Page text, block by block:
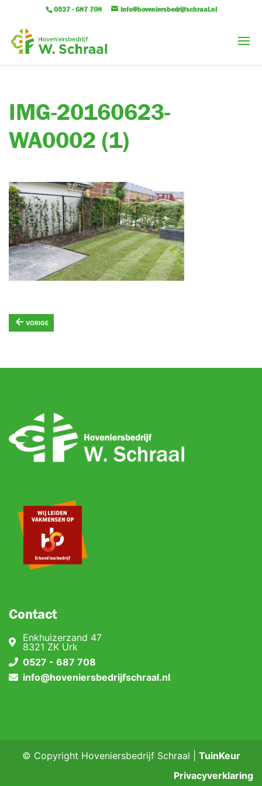
0527 - 687 708 info@hoveniersbedrijfschraal.nl
IMG-20160623-
WA0002 (1)
← VORIGE
Contact
Enkhuizerzand 47
8321 ZK Urk
0527 - 687 708
info@hoveniersbedrijfschraal.nl
© Copyright Hoveniersbedrijf Schraal | TuinKeur
Privacyverklaring